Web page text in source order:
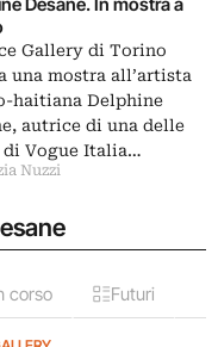
Gallery di Torino
una mostra all’artista
haitiana Delphine
autrice di una delle
di Vogue Italia…
Nuzzi
corso Futuri